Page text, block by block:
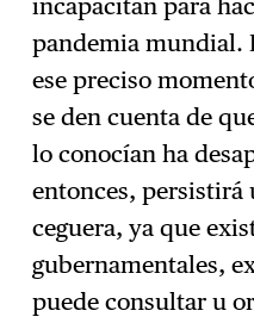
incapacitan para
pandemia mundial.
ese preciso
se den cuenta de
lo conocían ha
entonces, persistirá
ceguera, ya que
gubernamentales,
puede consultar u